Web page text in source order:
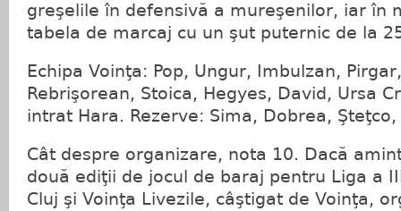
greşelile în defensivă a mureşenilor, iar în
tabela de marcaj cu un şut puternic de la
Echipa Voinţa: Pop, Ungur, Imbulzan,
Rebrişorean, Stoica, Hegyes, David, Ursa
intrat Hara. Rezerve: Sima, Dobrea, Şteţco,
Cât despre organizare, nota 10. Dacă
două ediţii de jocul de baraj pentru Liga a
Cluj şi Voinţa Livezile, câştigat de Voinţa,